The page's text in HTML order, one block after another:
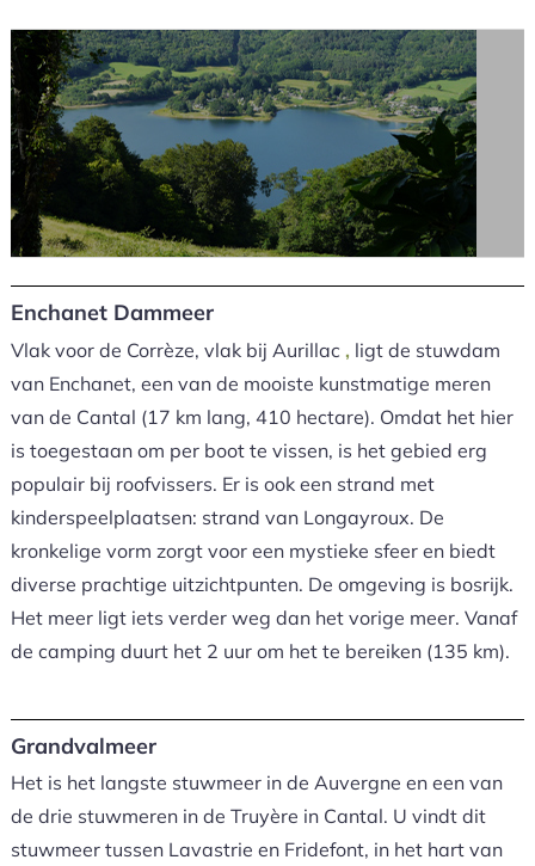
Enchanet Dammeer
Vlak voor de Corrèze, vlak bij Aurillac , ligt de stuwdam
van Enchanet, een van de mooiste kunstmatige meren
van de Cantal (17 km lang, 410 hectare). Omdat het hier
is toegestaan ​​om per boot te vissen, is het gebied erg
populair bij roofvissers. Er is ook een strand met
kinderspeelplaatsen: strand van Longayroux. De
kronkelige vorm zorgt voor een mystieke sfeer en biedt
diverse prachtige uitzichtpunten. De omgeving is bosrijk.
Het meer ligt iets verder weg dan het vorige meer. Vanaf
de camping duurt het 2 uur om het te bereiken (135 km).
Grandvalmeer
Het is het langste stuwmeer in de Auvergne en een van
de drie stuwmeren in de Truyère in Cantal. U vindt dit
stuwmeer tussen Lavastrie en Fridefont, in het hart van